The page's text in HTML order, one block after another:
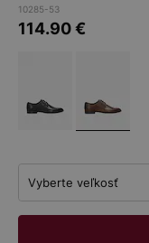
10285-53
114.90€
Vyberte veľkosť